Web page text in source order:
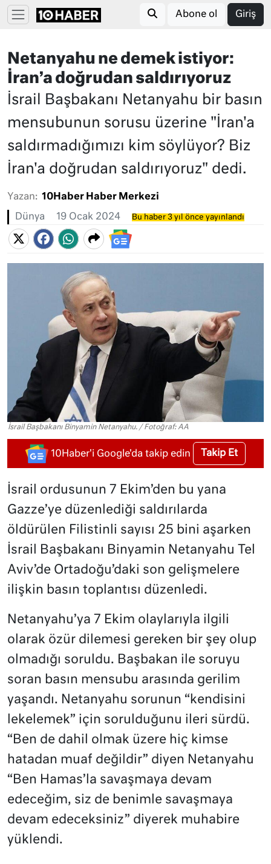
Abone ol Giriş
Netanyahu ne demek istiyor:
İran’a doğrudan saldırıyoruz
İsrail Başbakanı Netanyahu bir basın
mensubunun sorusu üzerine "İran'a
saldırmadığımızı kim söylüyor? Biz
İran'a doğrudan saldırıyoruz" dedi.
Yazan: 10Haber Haber Merkezi
Dünya 19 Ocak 2024 Bu haber 3 yıl önce yayınlandı
İsrail Başbakanı Binyamin Netanyahu. / Fotoğraf: AA
10Haber'i Google'da takip edin Takip Et
İsrail ordusunun 7 Ekim’den bu yana
Gazze’ye düzenlediği saldırılarda
öldürülen Filistinli sayısı 25 bini aşarken
İsrail Başbakanı Binyamin Netanyahu Tel
Aviv’de Ortadoğu’daki son gelişmelere
ilişkin basın toplantısı düzenledi.
Netanyahu’ya 7 Ekim olaylarıyla ilgili
olarak özür dilemesi gereken bir şey olup
olmadığı soruldu. Başbakan ile soruyu
soran basın mensubu arasında gerilim
yaşandı. Netanyahu sorunun “kendisini
lekelemek” için sorulduğunu ileri sürdü.
“Ben de dahil olmak üzere hiç kimse
hatadan muaf değildir” diyen Netanyahu
“Ben Hamas’la savaşmaya devam
edeceğim, siz de benimle savaşmaya
devam edeceksiniz” diyerek muhabire
yüklendi.